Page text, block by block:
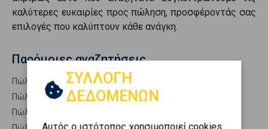
καλύτερες ευκαιρίες προςπώληση, προσφέροντάς σας
επιλογές που καλύπτουν κάθε ανάγκη.
Παρόμοιες αναζητήσεις
Πώληση Επαγγελματικά ΑΙΓΙΟ
Πώληση Επαγγ. Αποθήκες ΑΙΓΙΟ
Πώληση Αυτόνομα κτίρια ΑΙΓΙΟ
ΣΥΛΛΟΓΗ
ΔΕΔΟΜΕΝΩΝ
Αυτός ο ιστότοπος χρησιμοποιεί cookies